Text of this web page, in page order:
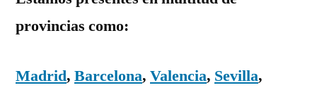
provincias como:
Madrid, Barcelona, Valencia, Sevilla,